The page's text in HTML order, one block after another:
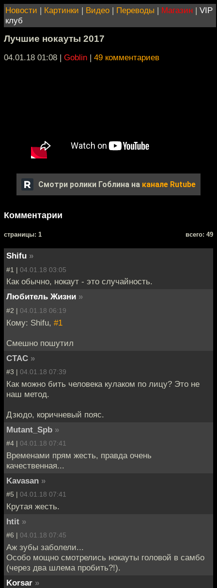
Новости | Картинки | Видео | Переводы | Магазин | VIP
клуб
Лучшие нокауты 2017
04.01.18 01:08 | Goblin | 49 комментариев
Смотри ролики Гоблина на канале Rutube
Комментарии
cтраницы: 1 всего: 49
Shifu »
#1 | 04.01.18 03:05
Как обычно, нокаут - это случайность.
Любитель Жизни »
#2 | 04.01.18 06:19
Кому: Shifu, #1
Смешно пошутил
CTAC »
#3 | 04.01.18 07:39
Как можно бить человека кулаком по лицу? Это не
наш метод.
Дзюдо, коричневый пояс.
Mutant_Spb »
#4 | 04.01.18 07:41
Временами прям жесть, правда очень
качественная...
Kavasan »
#5 | 04.01.18 07:41
Крутая жесть.
htit »
#6 | 04.01.18 07:45
Аж зубы заболели...
Особо мощно смотрелись нокауты головой в самбо
(через два шлема пробить?!).
Korsar »